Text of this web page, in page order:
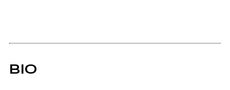
BIO